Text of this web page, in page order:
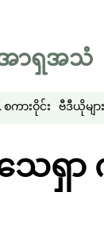
စကားဝိုင်း ဗီဒီယိုများ
ရှာ